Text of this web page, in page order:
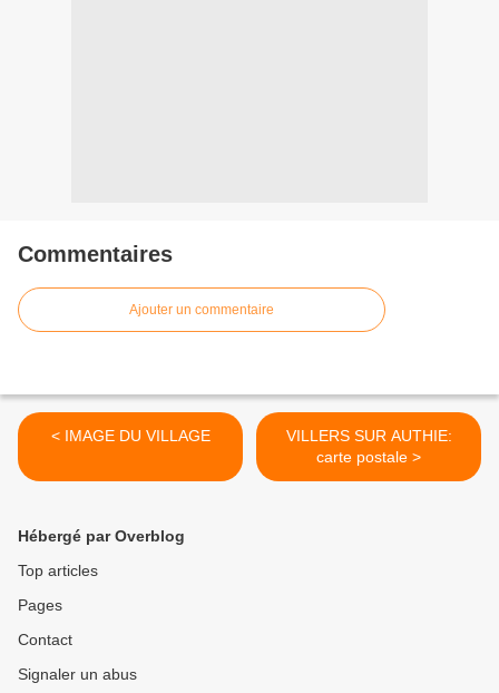
Commentaires
Ajouter un commentaire
< IMAGE DU VILLAGE
VILLERS SUR AUTHIE:
carte postale >
Hébergé par Overblog
Top articles
Pages
Contact
Signaler un abus